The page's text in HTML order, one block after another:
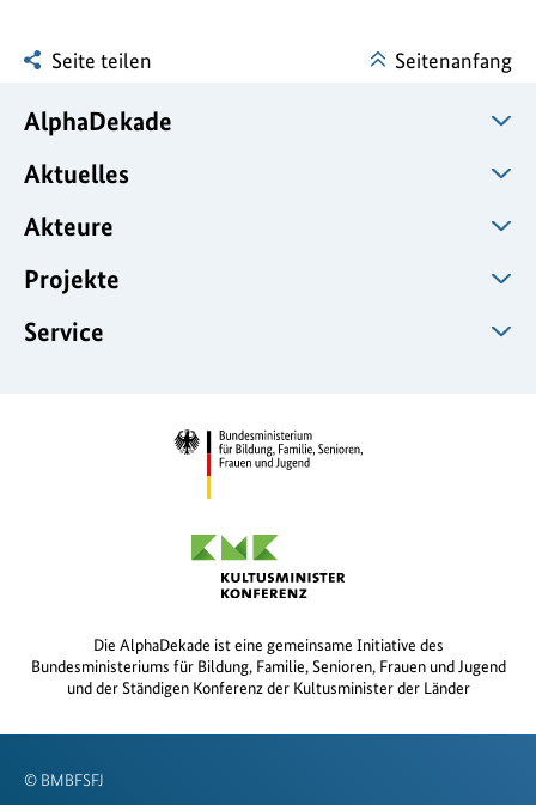
Seite teilen Seitenanfang
AlphaDekade
Aktuelles
Akteure
Projekte
Service
Die AlphaDekade ist eine gemeinsame Initiative des
Bundesministeriums für Bildung, Familie, Senioren, Frauen und Jugend
und der Ständigen Konferenz der Kultusminister der Länder
© BMBFSFJ